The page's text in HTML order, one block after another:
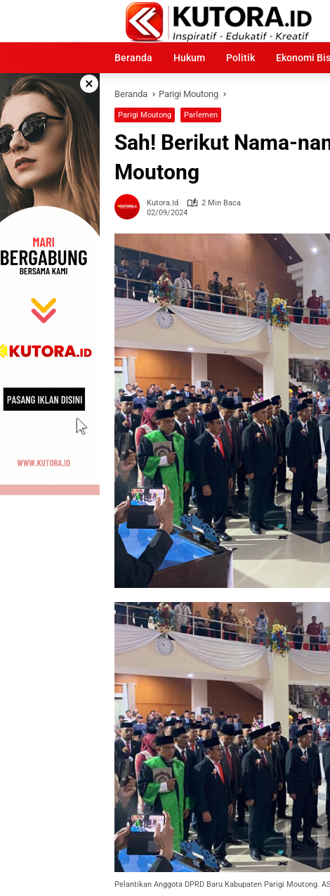
Beranda
Hukum Politik Ekonomi
×
Beranda Parigi Moutong
Parigi Moutong Parlemen
Sah! Berikut Nama-
Moutong
Kutora.id
2 Min Baca
02/09/2024
Pelantikan Anggota DPRD Baru Kabupaten Parigi Moutong.